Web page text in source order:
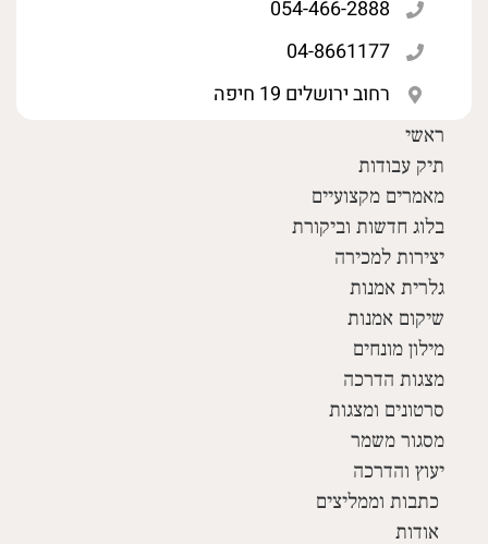
054-466-2888
04-8661177
רחוב ירושלים 19 חיפה
ראשי
תיק עבודות
מאמרים מקצועיים
בלוג חדשות וביקורת
יצירות למכירה
גלרית אמנות
שיקום אמנות
מילון מונחים
מצגות הדרכה
סרטונים ומצגות
מסגור משמר
יעוץ והדרכה
כתבות וממליצים
אודות